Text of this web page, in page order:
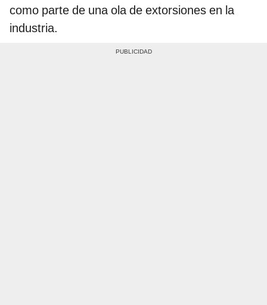
como parte de una ola de extorsiones en la
industria.